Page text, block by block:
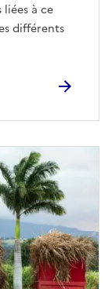
à ce
différents